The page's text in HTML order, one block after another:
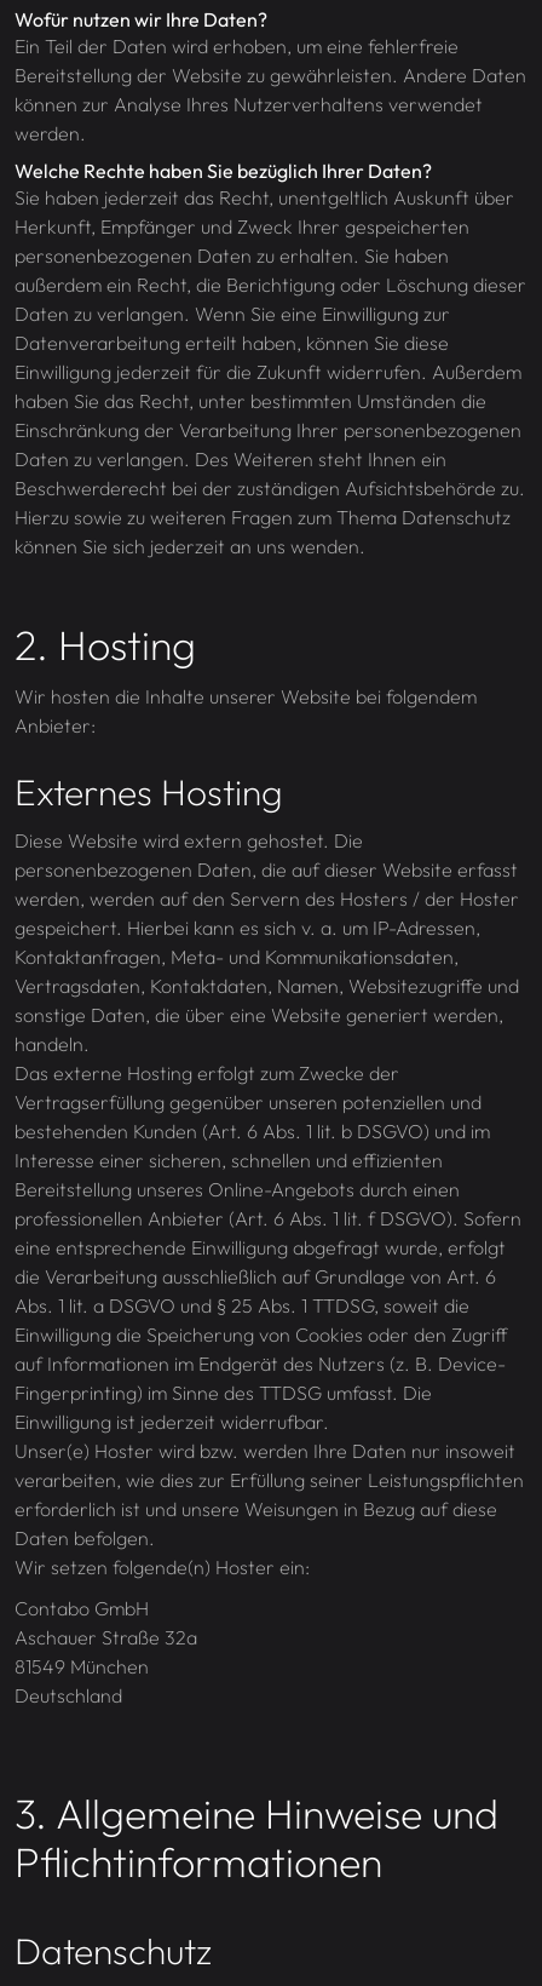
Wofür nutzen wir Ihre Daten?
Ein Teil der Daten wird erhoben, um eine fehlerfreie
Bereitstellung der Website zu gewährleisten. Andere Daten
können zur Analyse Ihres Nutzerverhaltens verwendet
werden.
Welche Rechte haben Sie bezüglich Ihrer Daten?
Sie haben jederzeit das Recht, unentgeltlich Auskunft über
Herkunft, Empfänger und Zweck Ihrer gespeicherten
personenbezogenen Daten zu erhalten. Sie haben
außerdem ein Recht, die Berichtigung oder Löschung dieser
Daten zu verlangen. Wenn Sie eine Einwilligung zur
Datenverarbeitung erteilt haben, können Sie diese
Einwilligung jederzeit für die Zukunft widerrufen. Außerdem
haben Sie das Recht, unter bestimmten Umständen die
Einschränkung der Verarbeitung Ihrer personenbezogenen
Daten zu verlangen. Des Weiteren steht Ihnen ein
Beschwerderecht bei der zuständigen Aufsichtsbehörde zu.
Hierzu sowie zu weiteren Fragen zum Thema Datenschutz
können Sie sich jederzeit an uns wenden.
2. Hosting
Wir hosten die Inhalte unserer Website bei folgendem
Anbieter:
Externes Hosting
Diese Website wird extern gehostet. Die
personenbezogenen Daten, die auf dieser Website erfasst
werden, werden auf den Servern des Hosters / der Hoster
gespeichert. Hierbei kann es sich v. a. um IP-Adressen,
Kontaktanfragen, Meta- und Kommunikationsdaten,
Vertragsdaten, Kontaktdaten, Namen, Websitezugriffe und
sonstige Daten, die über eine Website generiert werden,
handeln.
Das externe Hosting erfolgt zum Zwecke der
Vertragserfüllung gegenüber unseren potenziellen und
bestehenden Kunden (Art. 6 Abs. 1 lit. b DSGVO) und im
Interesse einer sicheren, schnellen und effizienten
Bereitstellung unseres Online-Angebots durch einen
professionellen Anbieter (Art. 6 Abs. 1 lit. f DSGVO). Sofern
eine entsprechende Einwilligung abgefragt wurde, erfolgt
die Verarbeitung ausschließlich auf Grundlage von Art. 6
Abs. 1 lit. a DSGVO und § 25 Abs. 1 TTDSG, soweit die
Einwilligung die Speicherung von Cookies oder den Zugriff
auf Informationen im Endgerät des Nutzers (z. B. Device-
Fingerprinting) im Sinne des TTDSG umfasst. Die
Einwilligung ist jederzeit widerrufbar.
Unser(e) Hoster wird bzw. werden Ihre Daten nur insoweit
verarbeiten, wie dies zur Erfüllung seiner Leistungspflichten
erforderlich ist und unsere Weisungen in Bezug auf diese
Daten befolgen.
Wir setzen folgende(n) Hoster ein:
Contabo GmbH
Aschauer Straße 32a
81549 München
Deutschland
3. Allgemeine Hinweise und
Pflicht­informationen
Datenschutz